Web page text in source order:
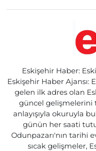
Eskişehir Haber:
Eskişehir Haber Ajansı:
gelen ilk adres olan
güncel gelişmelerini
anlayışıyla okuruyla
günün her saati
Odunpazarı'nın tarihi
sıcak gelişmeler,